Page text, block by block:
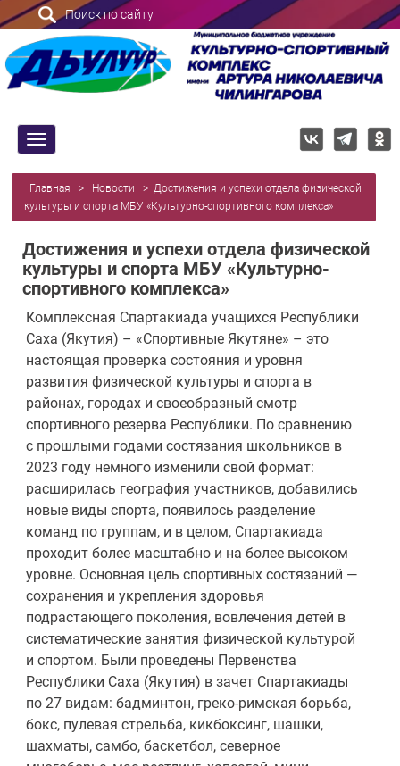
Поиск по сайту
trk
Главная > Новости > Достижения и успехи отдела физической
культуры и спорта МБУ «Культурно-спортивного комплекса»
Достижения и успехи отдела физической
культуры и спорта МБУ «Культурно-
спортивного комплекса»
Комплексная Спартакиада учащихся Республики
Саха (Якутия) – «Спортивные Якутяне» – это
настоящая проверка состояния и уровня
развития физической культуры и спорта в
районах, городах и своеобразный смотр
спортивного резерва Республики. По сравнению
с прошлыми годами состязания школьников в
2023 году немного изменили свой формат:
расширилась география участников, добавились
новые виды спорта, появилось разделение
команд по группам, и в целом, Спартакиада
проходит более масштабно и на более высоком
уровне. Основная цель спортивных состязаний —
сохранения и укрепления здоровья
подрастающего поколения, вовлечения детей в
систематические занятия физической культурой
и спортом. Были проведены Первенства
Республики Саха (Якутия) в зачет Спартакиады
по 27 видам: бадминтон, греко-римская борьба,
бокс, пулевая стрельба, кикбоксинг, шашки,
шахматы, самбо, баскетбол, северное